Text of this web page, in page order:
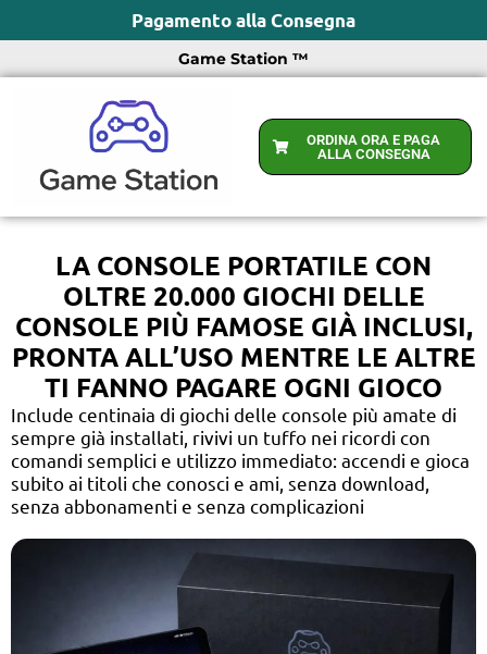
Pagamento alla Consegna
Game Station ™
ORDINA ORA E PAGA
ALLA CONSEGNA
LA CONSOLE PORTATILE CON
OLTRE 20.000 GIOCHI DELLE
CONSOLE PIÙ FAMOSE GIÀ INCLUSI,
PRONTA ALL’USO MENTRE LE ALTRE
TI FANNO PAGARE OGNI GIOCO
Include centinaia di giochi delle console più amate di
sempre già installati, rivivi un tuffo nei ricordi con
comandi semplici e utilizzo immediato: accendi e gioca
subito ai titoli che conosci e ami, senza download,
senza abbonamenti e senza complicazioni